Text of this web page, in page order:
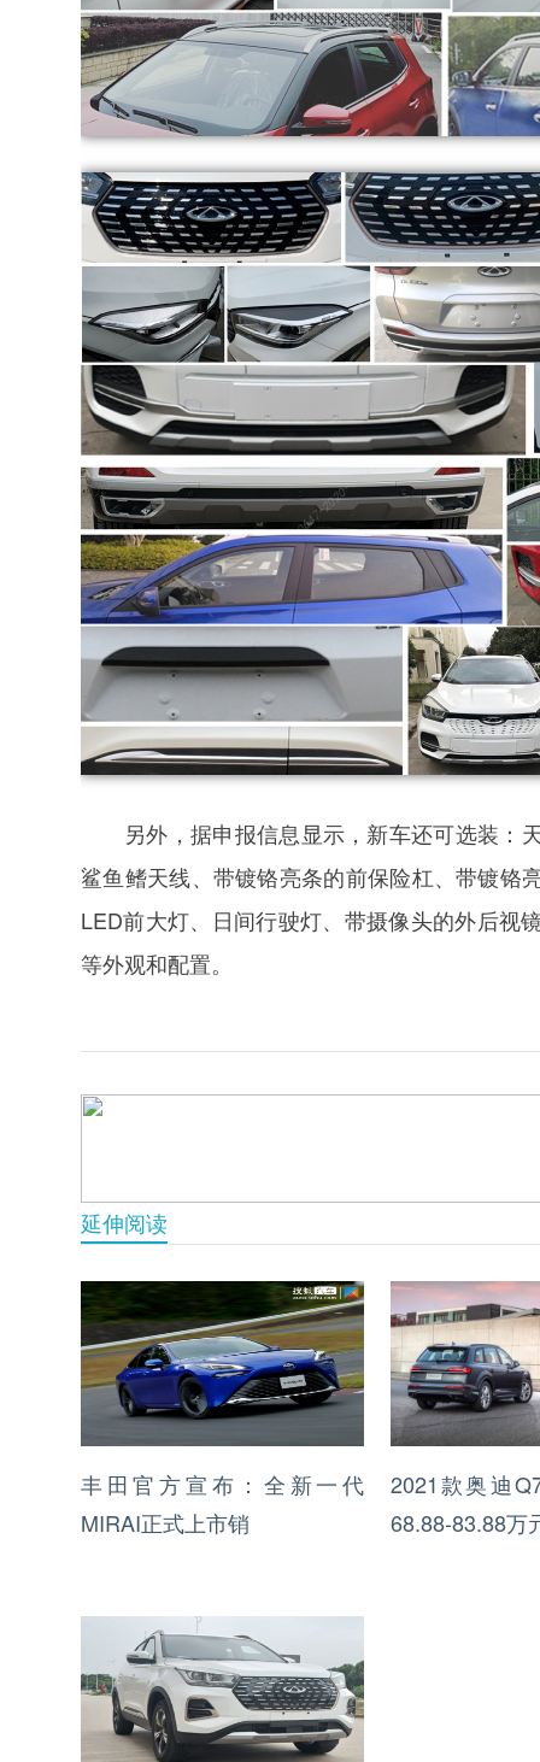
另外，据申报信息显示，新车还可选装：
鲨鱼鳍天线、带镀铬亮条的前保险杠、带镀铬
LED前大灯、日间行驶灯、带摄像头的外后视
等外观和配置。
延伸阅读
丰田官方宣布：全新一代
MIRAI正式上市销
2021款奥迪
68.88-83.88万